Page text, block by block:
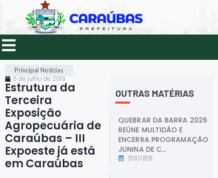
Principal Notícias
5 de julho de 2019
Estrutura da
Terceira
Exposição
Agropecuária de
Caraúbas – III
Expoeste já está
em Caraúbas
OUTRAS MATÉRIAS
QUEBRAR DA BARRA 2026
REÚNE MULTIDÃO E
ENCERRA PROGRAMAÇÃO
JUNINA DE C...
21/07/2026